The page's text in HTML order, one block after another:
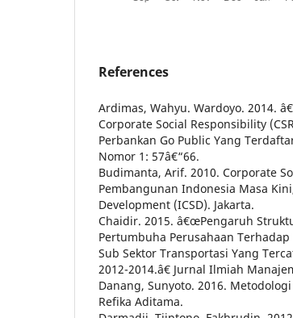
References
Ardimas, Wahyu. Wardoyo. 2014.
Corporate Social Responsibility
Perbankan Go Public Yang
Nomor 1: 57â€“66.
Budimanta, Arif. 2010. Corporate
Pembangunan Indonesia Masa
Development (ICSD). Jakarta.
Chaidir. 2015. â€œPengaruh
Pertumbuha Perusahaan
Sub Sektor Transportasi Yang
2012-2014.â€ Jurnal Ilmiah
Danang, Sunyoto. 2016.
Refika Aditama.